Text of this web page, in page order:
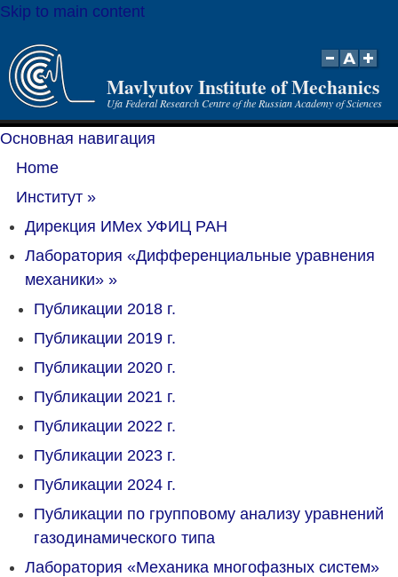
Skip to main content
Mavlyutov Institute of Mechanics
Ufa Federal Research Centre of the Russian Academy of Sciences
Основная навигация
Home
Институт »
Дирекция ИМех УФИЦ РАН
Лаборатория «Дифференциальные уравнения
механики» »
Публикации 2018 г.
Публикации 2019 г.
Публикации 2020 г.
Публикации 2021 г.
Публикации 2022 г.
Публикации 2023 г.
Публикации 2024 г.
Публикации по групповому анализу уравнений
газодинамического типа
Лаборатория «Механика многофазных систем»